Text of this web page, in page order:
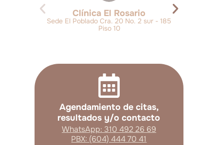
Clínica El Rosario
Sede El Poblado Cra. 20 No. 2 sur - 185
Piso 10
Agendamiento de citas,
resultados y/o contacto
WhatsApp: 310 492 26 69
PBX: (604) 444 70 41